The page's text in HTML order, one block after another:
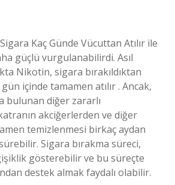
Kaç Günde Vücuttan Atılır ile
güçlü vurgulanabilirdi. Asıl
Nikotin, sigara bırakıldıktan
içinde tamamen atılır . Ancak,
bulunan diğer zararlı
akciğerlerden ve diğer
temizlenmesi birkaç aydan
Sigara bırakma süreci,
gösterebilir ve bu süreçte
destek almak faydalı olabilir.